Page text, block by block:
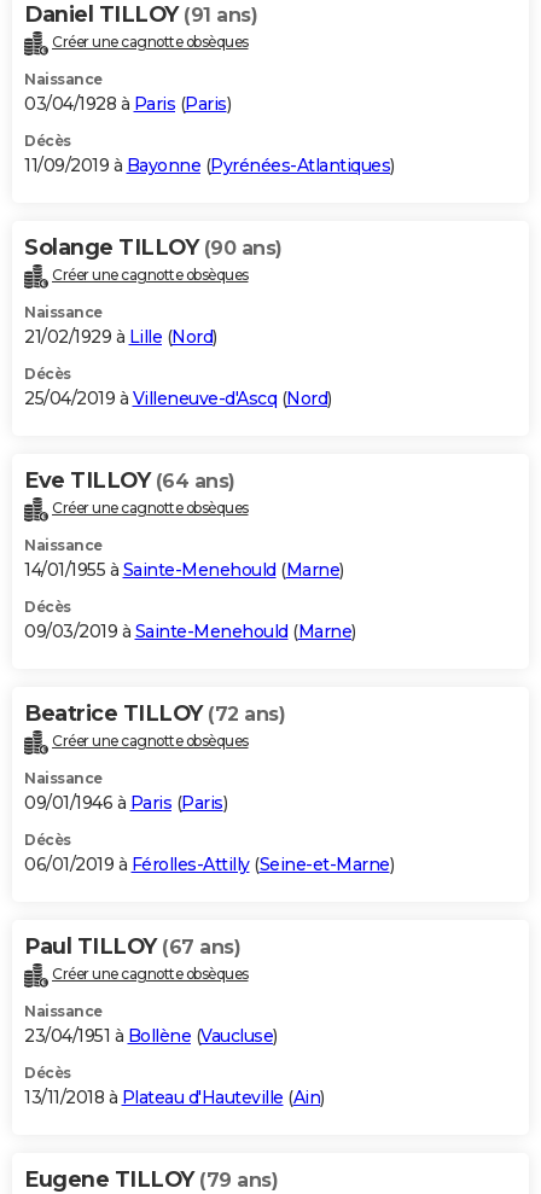
Daniel TILLOY (91 ans)
Créer une cagnotte obsèques
Naissance
03/04/1928 à Paris (Paris)
Décès
11/09/2019 à Bayonne (Pyrénées-Atlantiques)
Solange TILLOY (90 ans)
Créer une cagnotte obsèques
Naissance
21/02/1929 à Lille (Nord)
Décès
25/04/2019 à Villeneuve-d'Ascq (Nord)
Eve TILLOY (64 ans)
Créer une cagnotte obsèques
Naissance
14/01/1955 à Sainte-Menehould (Marne)
Décès
09/03/2019 à Sainte-Menehould (Marne)
Beatrice TILLOY (72 ans)
Créer une cagnotte obsèques
Naissance
09/01/1946 à Paris (Paris)
Décès
06/01/2019 à Férolles-Attilly(Seine-et-Marne)
Paul TILLOY (67 ans)
Créer une cagnotte obsèques
Naissance
23/04/1951 à Bollène (Vaucluse)
Décès
13/11/2018 à Plateau d'Hauteville (Ain)
Eugene TILLOY (79 ans)